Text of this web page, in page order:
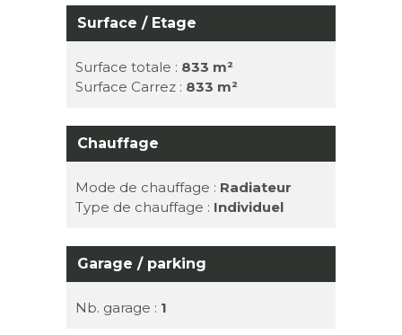
Surface / Etage
Surface totale : 833 m²
Surface Carrez : 833 m²
Chauffage
Mode de chauffage : Radiateur
Type de chauffage : Individuel
Garage / parking
Nb. garage : 1